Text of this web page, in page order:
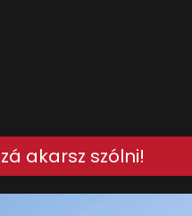
akarsz szólni!